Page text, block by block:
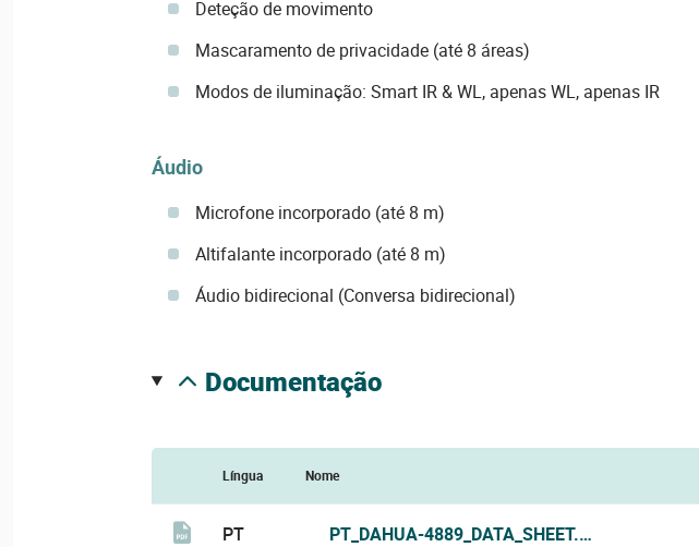
Deteção de movimento
Mascaramento de privacidade (até 8 áreas)
Modos de iluminação: Smart IR & WL, apenas WL, apenas IR
Áudio
Microfone incorporado (até 8 m)
Altifalante incorporado (até 8 m)
Áudio bidirecional (Conversa bidirecional)
documentação
Língua Nome
PT PT_DAHUA-4889_DATA_SHEET.PDF